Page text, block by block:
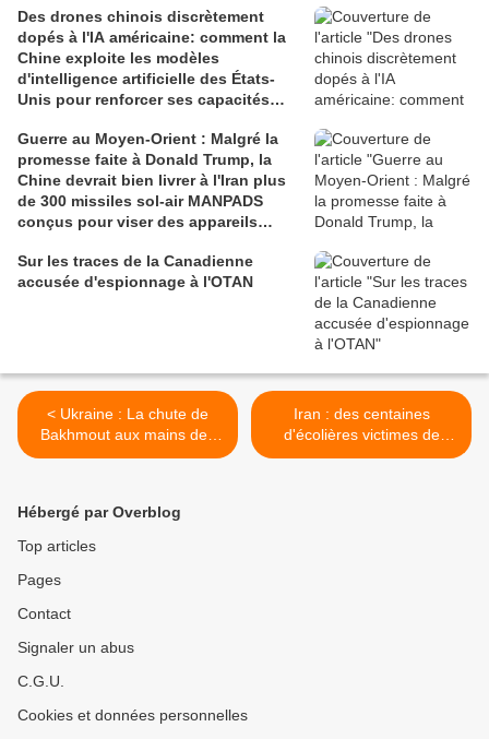
Des drones chinois discrètement
dopés à l'IA américaine: comment la
Chine exploite les modèles
d'intelligence artificielle des États-
Unis pour renforcer ses capacités
Guerre au Moyen-Orient : Malgré la
promesse faite à Donald Trump, la
Chine devrait bien livrer à l'Iran plus
de 300 missiles sol-air MANPADS
conçus pour viser des appareils
Sur les traces de la Canadienne
accusée d'espionnage à l'OTAN
< Ukraine : La chute de
Bakhmout aux mains des
Russes semble inévitable
Iran : des centaines
d'écolières victimes de
mystérieux
Hébergé par Overblog
Top articles
Pages
Contact
Signaler un abus
C.G.U.
Cookies et données personnelles